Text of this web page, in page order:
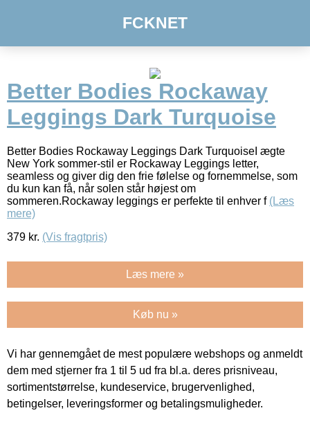
FCKNET
Better Bodies Rockaway
Leggings Dark Turquoise
Better Bodies Rockaway Leggings Dark TurquoiseI ægte
New York sommer-stil er Rockaway Leggings letter,
seamless og giver dig den frie følelse og fornemmelse, som
du kun kan få, når solen står højest om
sommeren.Rockaway leggings er perfekte til enhver f (Læs
mere)
379 kr. (Vis fragtpris)
Læs mere »
Køb nu »
Vi har gennemgået de mest populære webshops og anmeldt
dem med stjerner fra 1 til 5 ud fra bl.a. deres prisniveau,
sortimentstørrelse, kundeservice, brugervenlighed,
betingelser, leveringsformer og betalingsmuligheder.